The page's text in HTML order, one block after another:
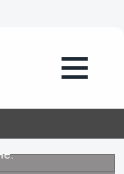
колонии